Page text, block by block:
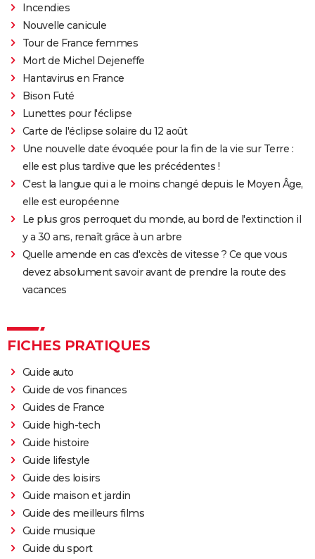
Incendies
Nouvelle canicule
Tour de France femmes
Mort de Michel Dejeneffe
Hantavirus en France
Bison Futé
Lunettes pour l'éclipse
Carte de l'éclipse solaire du 12 août
Une nouvelle date évoquée pour la fin de la vie sur Terre :
elle est plus tardive que les précédentes !
C'est la langue qui a le moins changé depuis le Moyen Âge,
elle est européenne
Le plus gros perroquet du monde, au bord de l'extinction il
y a 30 ans, renaît grâce à un arbre
Quelle amende en cas d'excès de vitesse ? Ce que vous
devez absolument savoir avant de prendre la route des
vacances
FICHES PRATIQUES
Guide auto
Guide de vos finances
Guides de France
Guide high-tech
Guide histoire
Guide lifestyle
Guide des loisirs
Guide maison et jardin
Guide des meilleurs films
Guide musique
Guide du sport